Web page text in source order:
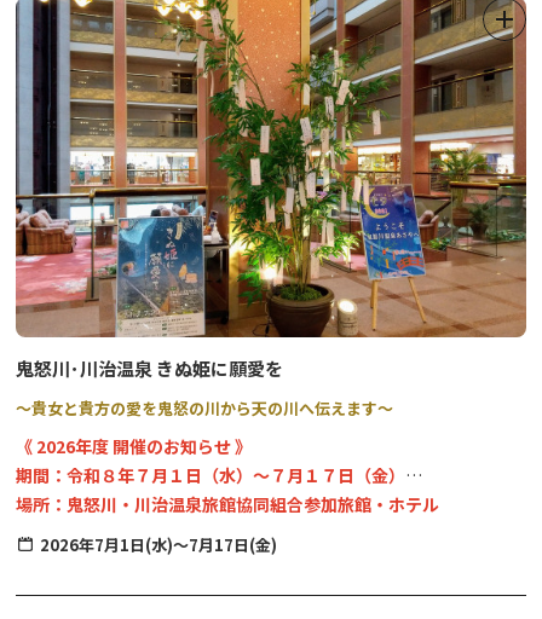
午前中 わらじ作り
13:00〜13:30頃 浅間神社にて奉納（わらじ設置・獅子舞奉納）
14:00頃 高男神社にて獅子舞奉納
14:30頃 芹沼交差点にて奉納（わらじ設置・獅子舞奉納）
鬼怒川･川治温泉 きぬ姫に願愛を
～貴女と貴方の愛を鬼怒の川から天の川へ伝えます～
《 2026年度 開催のお知らせ 》
期間：令和８年７月１日（水）～７月１７日（金）
場所：鬼怒川・川治温泉旅館協同組合参加旅館・ホテル
お焚き上げ：７月１７日（金）１４：００～ 楯岩鬼怒姫神社（た
ていわきぬひめじんじゃ）
※七夕飾りの設置状況等、詳細につきましては、ご宿泊になられる
2026年7月1日(水)～7月17日(金)